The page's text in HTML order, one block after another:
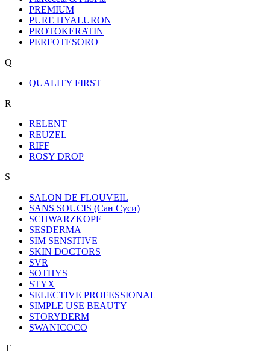
PREMIUM
PURE HYALURON
PROTOKERATIN
PERFOTESORO
Q
QUALITY FIRST
R
RELENT
REUZEL
RIFF
ROSY DROP
S
SALON DE FLOUVEIL
SANS SOUCIS (Сан Суси)
SCHWARZKOPF
SESDERMA
SIM SENSITIVE
SKIN DOCTORS
SVR
SOTHYS
STYX
SELECTIVE PROFESSIONAL
SIMPLE USE BEAUTY
STORYDERM
SWANICOCO
T